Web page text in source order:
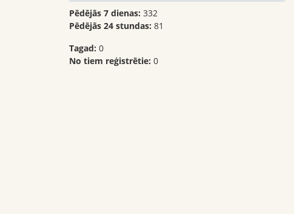
Pēdējās 7 dienas: 332
Pēdējās 24 stundas: 81
Tagad: 0
No tiem reģistrētie: 0